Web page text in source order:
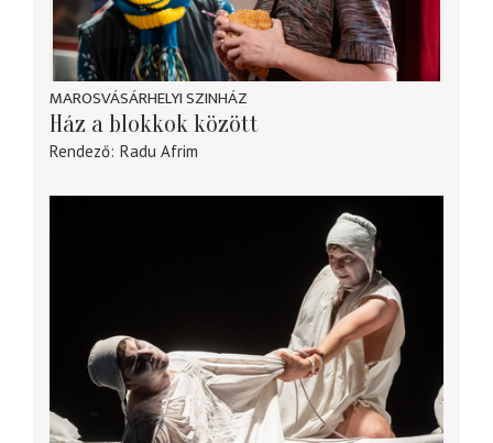
MAROSVÁSÁRHELYI SZINHÁZ
Ház a blokkok között
Rendező Radu Afrim